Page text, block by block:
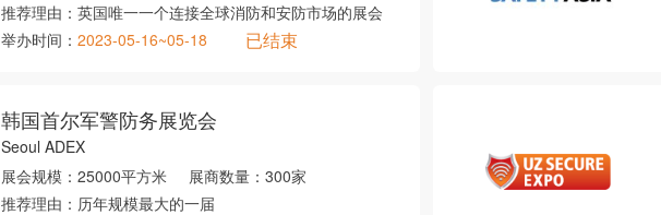
推荐理由： 英国唯一一个连接全球消防和安防市场的展会
举办时间： 2023-05-16~05-18 已结束
韩国首尔军警防务展览会
Seoul ADEX
展会规模： 25000平方米 展商数量： 300家
推荐理由： 历年规模最大的一届